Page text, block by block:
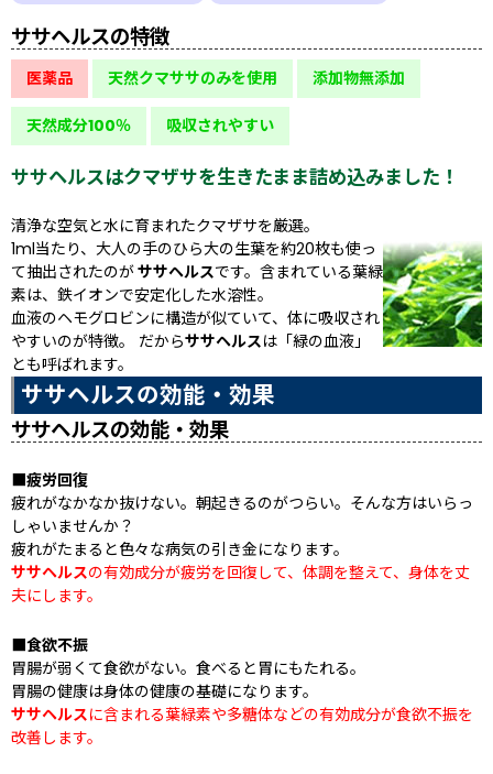
ササヘルスの特徴
医薬品 天然クマササのみを使用 添加物無添加
天然成分100％ 吸収されやすい
ササヘルスはクマザサを生きたまま詰め込みました！
清浄な空気と水に育まれたクマザサを厳選。
1ml当たり、大人の手のひら大の生葉を約20枚も使っ
て抽出されたのがササヘルスです。含まれている葉緑
素は、鉄イオンで安定化した水溶性。
血液のヘモグロビンに構造が似ていて、体に吸収され
やすいのが特徴。 だからササヘルスは「緑の血液」
とも呼ばれます。
ササヘルスの効能・効果
ササヘルスの効能・効果
■疲労回復
疲れがなかなか抜けない。朝起きるのがつらい。そんな方はいらっ
しゃいませんか？
疲れがたまると色々な病気の引き金になります。
ササヘルスの有効成分が疲労を回復して、体調を整えて、身体を丈
夫にします。
■食欲不振
胃腸が弱くて食欲がない。食べると胃にもたれる。
胃腸の健康は身体の健康の基礎になります。
ササヘルスに含まれる葉緑素や多糖体などの有効成分が食欲不振を
改善します。